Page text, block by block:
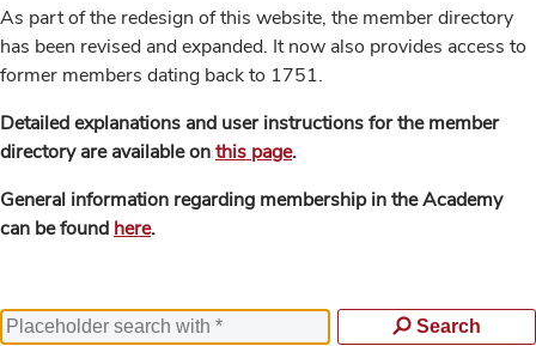
As part of the redesign of this website, the member directory
has been revised and expanded. It now also provides access to
former members dating back to 1751.
Detailed explanations and user instructions for the member
directory are available onthis page.
General information regarding membership in the Academy
can be found here.
Search